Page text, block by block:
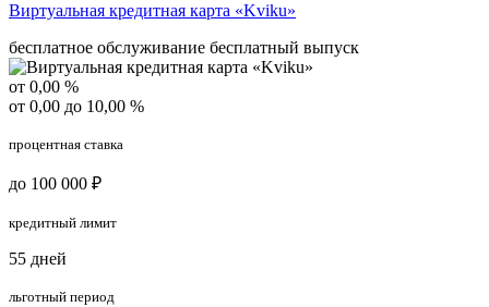
Виртуальная кредитная карта «Kviku»
бесплатное обслуживание бесплатный выпуск
от 0,00 %
от 0,00 до 10,00 %
процентная ставка
до 100 000 ₽
кредитный лимит
55 дней
льготный период